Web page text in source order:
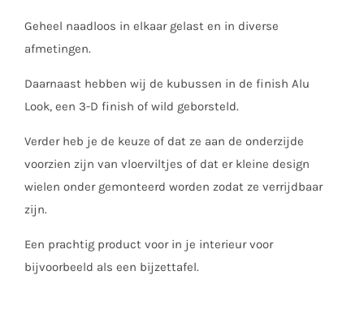
Geheel naadloos in elkaar gelast en in diverse
afmetingen.
Daarnaast hebben wij de kubussen in de finish Alu
Look, een 3-D finish of wild geborsteld.
Verder heb je de keuze of dat ze aan de onderzijde
voorzien zijn van vloerviltjes of dat er kleine design
wielen onder gemonteerd worden zodat ze verrijdbaar
zijn.
Een prachtig product voor in je interieur voor
bijvoorbeeld als een bijzettafel.